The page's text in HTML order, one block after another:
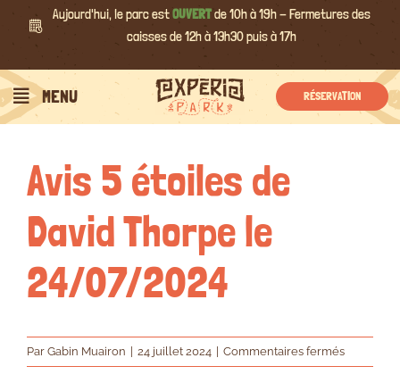
Aujourd'hui, le parc estOUVERTde 10h à 19h - Fermetures des
caisses de 12h à 13h30 puis à 17h
MENU RÉSERVATION
Précédent Suivant
Avis 5 étoiles de
David Thorpe le
24/07/2024
Par Gabin Muairon 24 juillet 2024 Commentaires ferméssur
Avis